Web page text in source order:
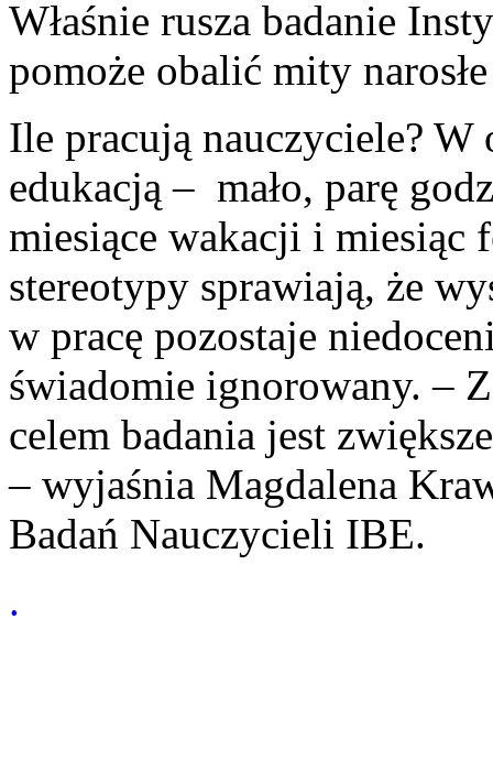
Właśnie rusza badanie
pomoże obalić mity
Ile pracują nauczyciele?
edukacją – mało, parę
miesiące wakacji i miesiąc
stereotypy sprawiają, że
w pracę pozostaje
świadomie ignorowany. –
celem badania jest
– wyjaśnia Magdalena
Badań Nauczycieli IBE.
.